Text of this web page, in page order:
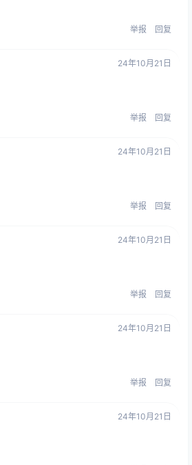
举报 回复
24年10月21日
举报 回复
24年10月21日
举报 回复
24年10月21日
举报 回复
24年10月21日
举报 回复
24年10月21日